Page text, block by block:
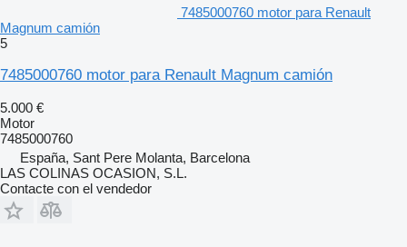
7485000760 motor para Renault
Magnum camión
5
7485000760 motor para Renault Magnum camión
5.000 €
Motor
7485000760
España, Sant Pere Molanta, Barcelona
LAS COLINAS OCASION, S.L.
Contacte con el vendedor